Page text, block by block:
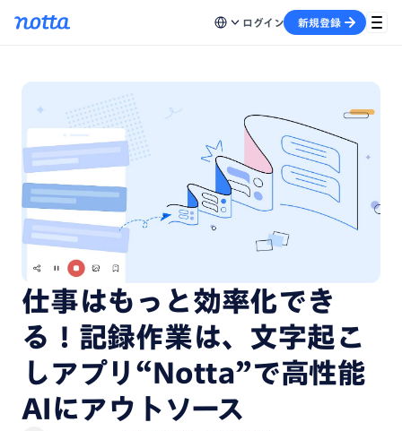
ログイン 新規登録
仕事はもっと効率化でき
る！記録作業は、文字起こ
しアプリ“Notta”で高性能
AIにアウトソース